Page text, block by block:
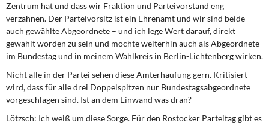
Zentrum hat und dass wir Fraktion und Parteivorstand eng
verzahnen. Der Parteivorsitz ist ein Ehrenamt und wir sind beide
auch gewählte Abgeordnete – und ich lege Wert darauf, direkt
gewählt worden zu sein und möchte weiterhin auch als Abgeordnete
im Bundestag und in meinem Wahlkreis in Berlin-Lichtenberg wirken.
Nicht alle in der Partei sehen diese Ämterhäufung gern. Kritisiert
wird, dass für alle drei Doppelspitzen nur Bundestagsabgeordnete
vorgeschlagen sind. Ist an dem Einwand was dran?
Lötzsch: Ich weiß um diese Sorge. Für den Rostocker Parteitag gibt es